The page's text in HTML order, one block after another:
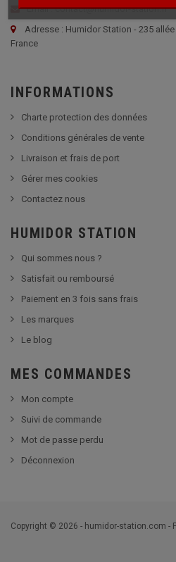
Email : contact@humidor-station.fr
Adresse : Humidor Station - 235
France
INFORMATIONS
Charte protection des données
Conditions générales de vente
Livraison et frais de port
Gérer mes cookies
Contactez nous
HUMIDOR STATION
Qui sommes nous ?
Satisfait ou remboursé
Paiement en 3 fois sans frais
Les marques
Le blog
MES COMMANDES
Mon compte
Suivi de commande
Mot de passe perdu
Déconnexion
Copyright © 2026 - humidor-station.com -